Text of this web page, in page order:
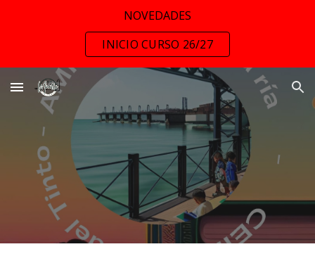
NOVEDADES
INICIO CURSO 26/27